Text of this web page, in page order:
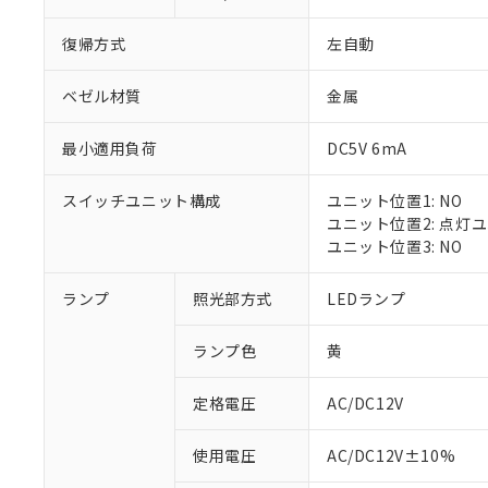
復帰方式 左自動
ベゼル材質 金属
最小適用負荷 DC5V 6mA
スイッチユニット構成
ユニット位置1: NO
ユニット位置2: 点灯
ユニット位置3: NO
ランプ 照光部方式 LEDランプ
ランプ色 黄
定格電圧 AC/DC12V
使用電圧 AC/DC12V±10%
ご利用条件
※1 対応状況
調査・確認中：
非該当品：ライセ
仕入先様の事情に
があります。
※1 中国